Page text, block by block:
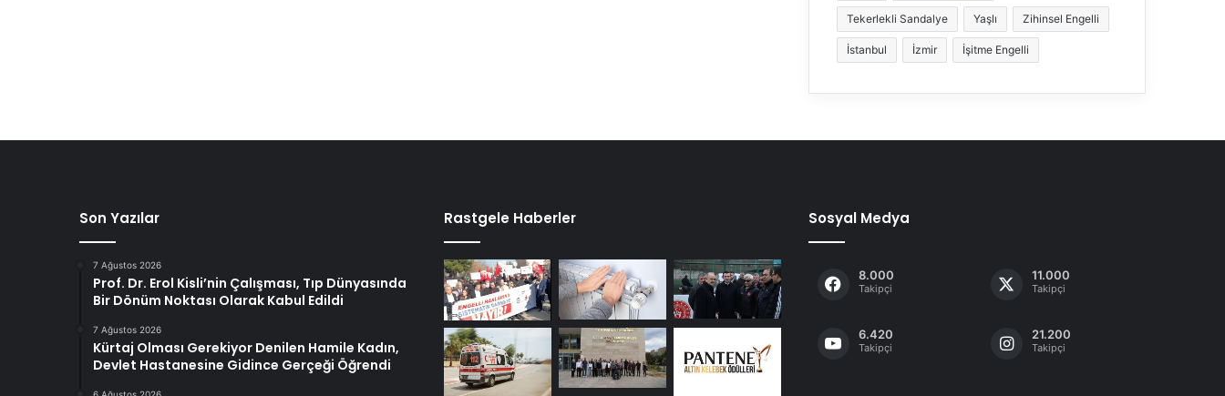
Tekerlekli Sandalye Yaşlı Zihinsel Engelli
İstanbul İzmir İşitme Engelli
Son Yazılar
7 Ağustos 2026
Prof. Dr. Erol Kisli’nin Çalışması, Tıp Dünyasında
Bir Dönüm Noktası Olarak Kabul Edildi
7 Ağustos 2026
Kürtaj Olması Gerekiyor Denilen Hamile Kadın,
Devlet Hastanesine Gidince Gerçeği Öğrendi
Rastgele Haberler Sosyal Medya
8.000
Takipçi
11.000
Takipçi
6.420
Takipçi
21.200
Takipçi